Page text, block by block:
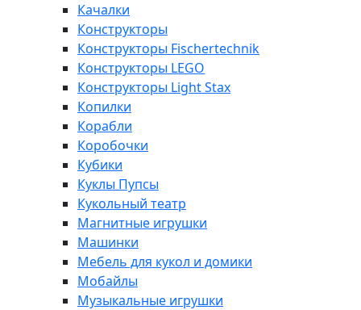
Качалки
Конструкторы
Конструкторы Fisсhertechnik
Конструкторы LEGO
Конструкторы Light Stax
Копилки
Корабли
Коробочки
Кубики
Куклы Пупсы
Кукольный театр
Магнитные игрушки
Машинки
Мебель для кукол и домики
Мобайлы
Музыкальные игрушки